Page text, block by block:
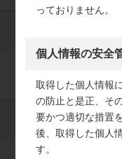
っておりません。
個人情報の安全
取得した個人情報
の防止と是正、そ
要かつ適切な措置
後、取得した個人
す。
学部・学科・専攻